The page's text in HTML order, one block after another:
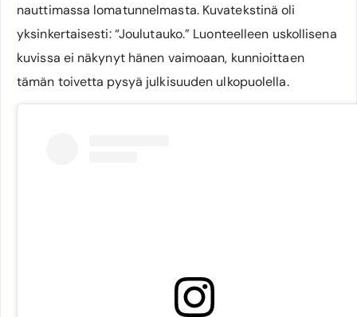
nauttimassa lomatunnelmasta. Kuvatekstinä oli
yksinkertaisesti: “Joulutauko.” Luonteelleen uskollisena
kuvissa ei näkynyt hänen vaimoaan, kunnioittaen
tämän toivetta pysyä julkisuuden ulkopuolella.